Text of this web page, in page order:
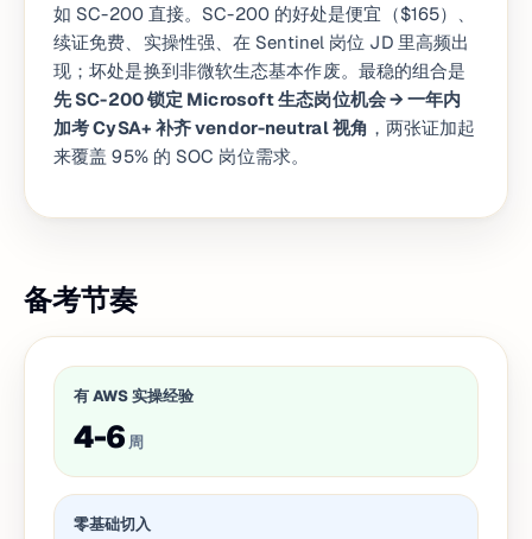
如 SC-200 直接。SC-200 的好处是便宜（$165）、
续证免费、实操性强、在 Sentinel 岗位 JD 里高频出
现；坏处是换到非微软生态基本作废。最稳的组合是
先 SC-200 锁定 Microsoft 生态岗位机会 → 一年内
加考 CySA+ 补齐 vendor-neutral 视角 ，两张证加起
来覆盖 95% 的 SOC 岗位需求。
备考节奏
有 AWS 实操经验
4-6 周
零基础切入